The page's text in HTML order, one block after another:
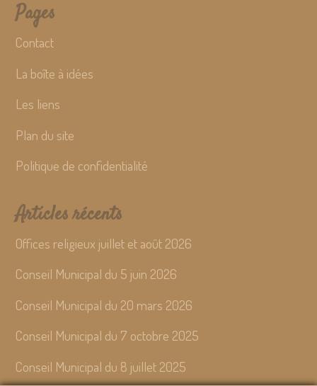
Pages
Contact
La boîte à idées
Les liens
Plan du site
Politique de confidentialité
Articles récents
Offices religieux juillet et août 2026
Conseil Municipal du 5 juin 2026
Conseil Municipal du 20 mars 2026
Conseil Municipal du 7 octobre 2025
Conseil Municipal du 8 juillet 2025